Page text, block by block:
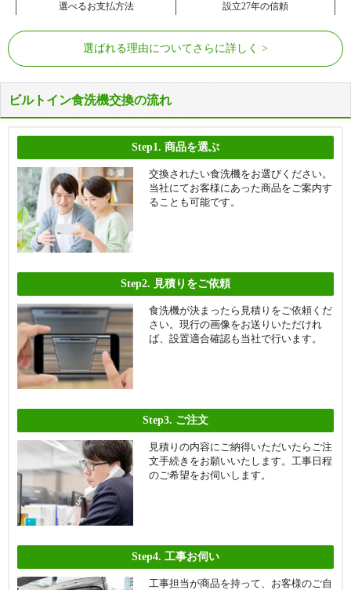
選べるお支払方法 設立27年の信頼
選ばれる理由についてさらに詳しく
ビルトイン食洗機交換の流れ
Step1. 商品を選ぶ
交換されたい食洗機をお選びください。
当社にてお客様にあった商品をご案内す
ることも可能です。
Step2. 見積りをご依頼
食洗機が決まったら見積りをご依頼くだ
さい。現行の画像をお送りいただけれ
ば、設置適合確認も当社で行います。
Step3. ご注文
見積りの内容にご納得いただいたらご注
文手続きをお願いいたします。工事日程
のご希望をお伺いします。
Step4. 工事お伺い
工事担当が商品を持って、お客様のご自